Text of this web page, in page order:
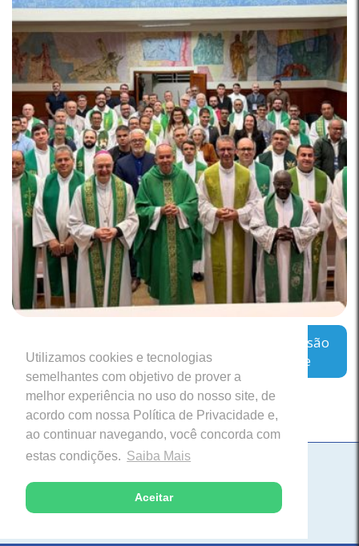
Utilizamos cookies e tecnologias
semelhantes com objetivo de prover a
melhor experiência no uso do nosso site, de
acordo com nossa Política de Privacidade e,
ao continuar navegando, você concorda com
estas condições. Saiba Mais
Aceitar
Regional Leste 2 inicia encontro sobre a missão
das Cúrias Diocesanas em Belo Horizonte
Paróquia Nossa Senhora da Saúde
Itabira, Minas Gerais
Desenvolvido com excelência pela